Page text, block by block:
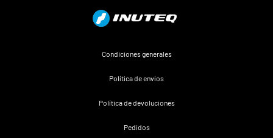
Condiciones generales
Política de envíos
Política de devoluciones
Pedidos